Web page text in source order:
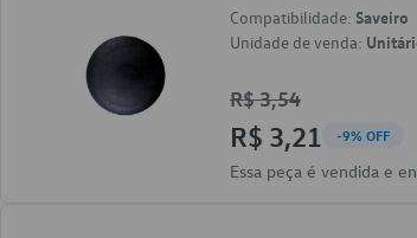
Compatibilidade: Saveiro
Unidade de venda:
R$ 3,54
R$ 3,21 -9% OFF
Essa peça é vendida e